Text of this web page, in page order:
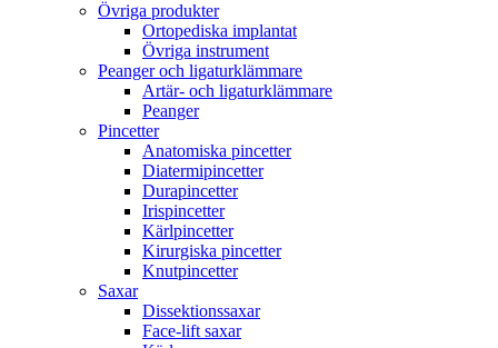
Övriga produkter
Ortopediska implantat
Övriga instrument
Peanger och ligaturklämmare
Artär- och ligaturklämmare
Peanger
Pincetter
Anatomiska pincetter
Diatermipincetter
Durapincetter
Irispincetter
Kärlpincetter
Kirurgiska pincetter
Knutpincetter
Saxar
Dissektionssaxar
Face-lift saxar